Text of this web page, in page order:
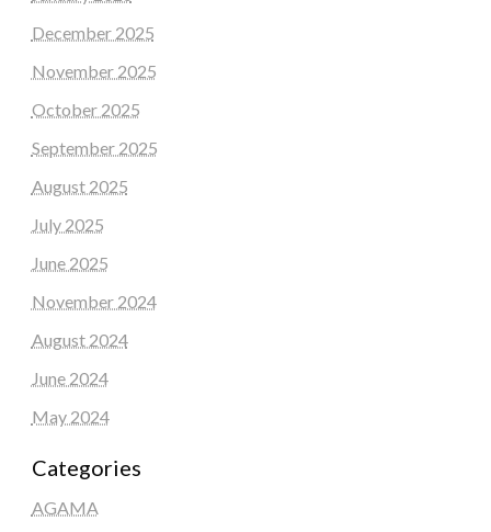
December 2025
November 2025
October 2025
September 2025
August 2025
July 2025
June 2025
November 2024
August 2024
June 2024
May 2024
Categories
AGAMA